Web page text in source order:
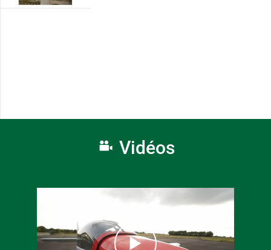
Vidéos